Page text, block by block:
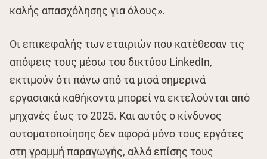
καλής απασχόλησης για όλους».
Οι επικεφαλής των εταιριών που κατέθεσαν τις
απόψεις τους μέσω του δικτύου LinkedIn,
εκτιμούν ότι πάνω από τα μισά σημερινά
εργασιακά καθήκοντα μπορεί να εκτελούνται από
μηχανές έως το 2025. Και αυτός ο κίνδυνος
αυτοματοποίησης δεν αφορά μόνο τους εργάτες
στη γραμμή παραγωγής, αλλά επίσης τους